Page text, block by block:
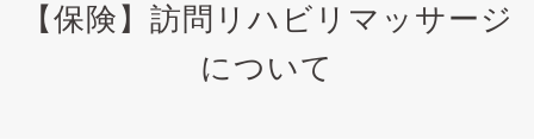
【保険】訪問リハビリマッサージ
について